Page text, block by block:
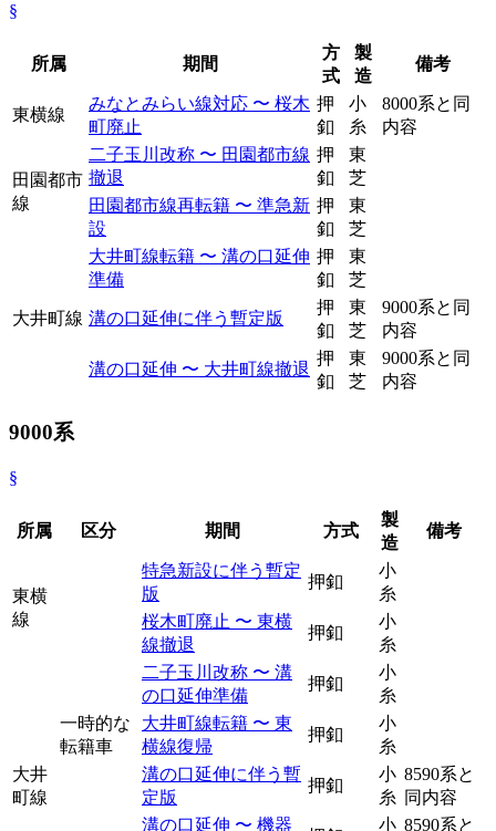
§
所属 期間
方
式
製
造
備考
東横線
みなとみらい線対応 〜 桜木
町廃止
押
釦
小
糸
8000系と同
内容
田園都市
線
二子玉川改称 〜 田園都市線
撤退
押
釦
東
芝
田園都市線再転籍 〜 準急新
設
押
釦
東
芝
大井町線
大井町線転籍 〜 溝の口延伸
準備
押
釦
東
芝
溝の口延伸に伴う暫定版
押
釦
東
芝
9000系と同
内容
溝の口延伸 〜 大井町線撤退
押
釦
東
芝
9000系と同
内容
9000系
§
所属 区分 期間 方式
製
造
備考
東横
線
特急新設に伴う暫定
版
押釦
小
糸
桜木町廃止 〜 東横
線撤退
押釦
小
糸
大井
町線
二子玉川改称 〜 溝
の口延伸準備
押釦
小
糸
一時的な
転籍車
大井町線転籍 〜 東
横線復帰
押釦
小
糸
溝の口延伸に伴う暫
定版
押釦
小
糸
8590系と
同内容
溝の口延伸 〜 機器
小 8590系と